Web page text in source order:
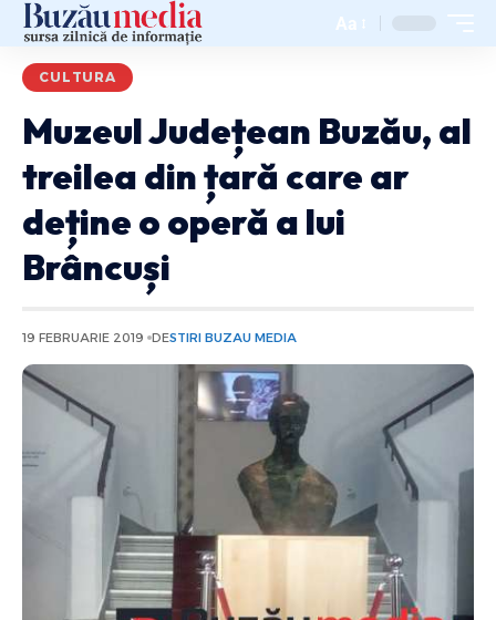
Aa
CULTURA
Muzeul Județean Buzău, al
treilea din țară care ar
deține o operă a lui
Brâncuși
19 FEBRUARIE 2019 DESTIRI BUZAU MEDIA